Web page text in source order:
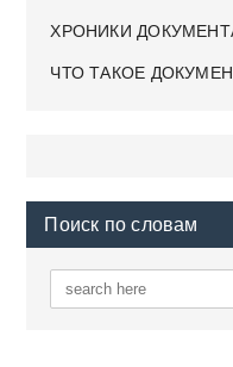
ХРОНИКИ
ЧТО ТАКОЕ
Поиск по словам